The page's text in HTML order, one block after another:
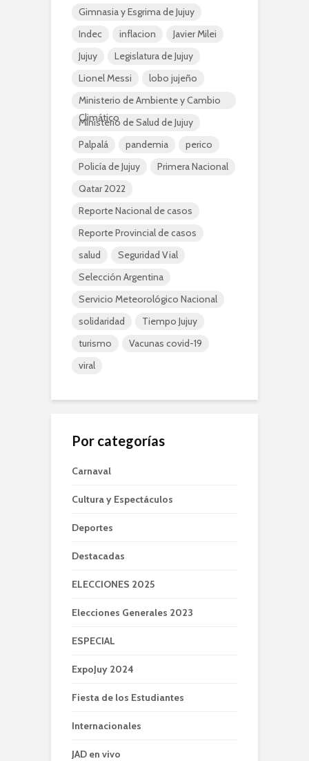
Gimnasia y Esgrima de Jujuy
Indec
inflacion
Javier Milei
Jujuy
Legislatura de Jujuy
Lionel Messi
lobo jujeño
Ministerio de Ambiente y Cambio
Climático
Ministerio de Salud de Jujuy
Palpalá
pandemia
perico
Policía de Jujuy
Primera Nacional
Qatar 2022
Reporte Nacional de casos
Reporte Provincial de casos
salud
Seguridad Vial
Selección Argentina
Servicio Meteorológico Nacional
solidaridad
Tiempo Jujuy
turismo
Vacunas covid-19
viral
Por categorías
Carnaval
Cultura y Espectáculos
Deportes
Destacadas
ELECCIONES 2025
Elecciones Generales 2023
ESPECIAL
ExpoJuy 2024
Fiesta de los Estudiantes
Internacionales
JAD en vivo